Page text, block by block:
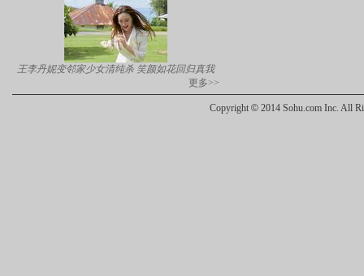
王李丹妮变邻家少女清纯杀 笑颜如花回归真我
更多>>
Copyright © 2014 Sohu.com Inc. All